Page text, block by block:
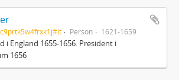
Person 1621-1659
i England 1655-1656. President i
1656